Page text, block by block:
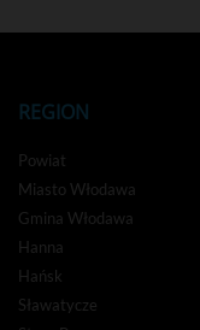
REGION
Powiat
Miasto Włodawa
Gmina Włodawa
Hanna
Hańsk
Sławatycze